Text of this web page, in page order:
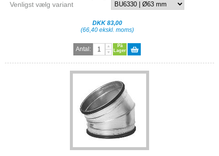
Venligst vælg variant
DKK 83,00
(66,40 ekskl. moms)
Antal:
På
Lager